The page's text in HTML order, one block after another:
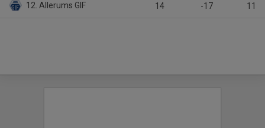
12. Allerums GIF 14 -17 11